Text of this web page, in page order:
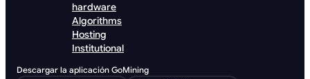
hardware
Algorithms
Hosting
Institutional
Descargar la aplicación GoMining